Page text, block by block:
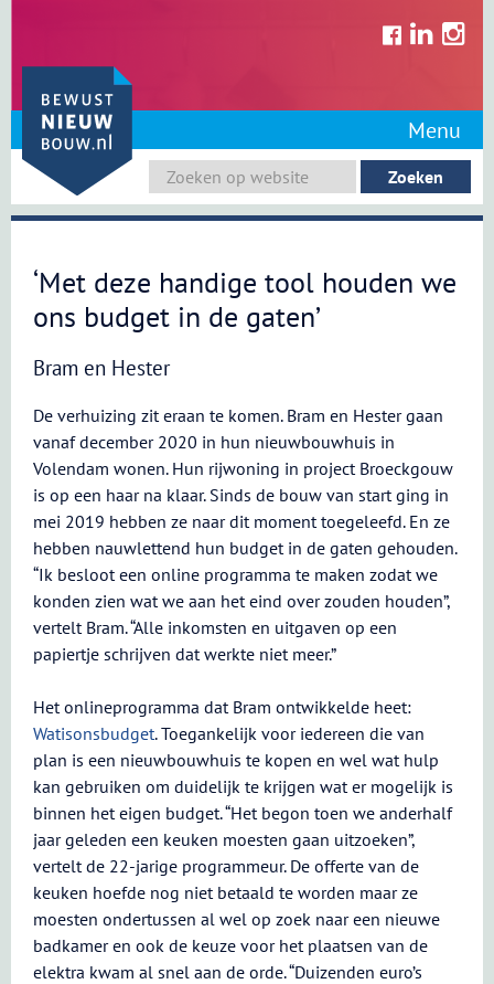
content
Menu
‘Met deze handige tool houden we
ons budget in de gaten’
Bram en Hester
De verhuizing zit eraan te komen. Bram en Hester gaan
vanaf december 2020 in hun nieuwbouwhuis in
Volendam wonen. Hun rijwoning in project Broeckgouw
is op een haar na klaar. Sinds de bouw van start ging in
mei 2019 hebben ze naar dit moment toegeleefd. En ze
hebben nauwlettend hun budget in de gaten gehouden.
“Ik besloot een online programma te maken zodat we
konden zien wat we aan het eind over zouden houden”,
vertelt Bram. “Alle inkomsten en uitgaven op een
papiertje schrijven dat werkte niet meer.”
Het onlineprogramma dat Bram ontwikkelde heet:
Watisonsbudget. Toegankelijk voor iedereen die van
plan is een nieuwbouwhuis te kopen en wel wat hulp
kan gebruiken om duidelijk te krijgen wat er mogelijk is
binnen het eigen budget. “Het begon toen we anderhalf
jaar geleden een keuken moesten gaan uitzoeken”,
vertelt de 22-jarige programmeur. De offerte van de
keuken hoefde nog niet betaald te worden maar ze
moesten ondertussen al wel op zoek naar een nieuwe
badkamer en ook de keuze voor het plaatsen van de
elektra kwam al snel aan de orde. “Duizenden euro’s